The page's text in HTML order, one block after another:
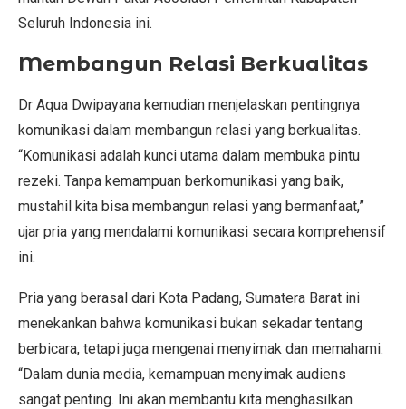
Seluruh Indonesia ini.
Membangun Relasi Berkualitas
Dr Aqua Dwipayana kemudian menjelaskan pentingnya
komunikasi dalam membangun relasi yang berkualitas.
“Komunikasi adalah kunci utama dalam membuka pintu
rezeki. Tanpa kemampuan berkomunikasi yang baik,
mustahil kita bisa membangun relasi yang bermanfaat,”
ujar pria yang mendalami komunikasi secara komprehensif
ini.
Pria yang berasal dari Kota Padang, Sumatera Barat ini
menekankan bahwa komunikasi bukan sekadar tentang
berbicara, tetapi juga mengenai menyimak dan memahami.
“Dalam dunia media, kemampuan menyimak audiens
sangat penting. Ini akan membantu kita menghasilkan